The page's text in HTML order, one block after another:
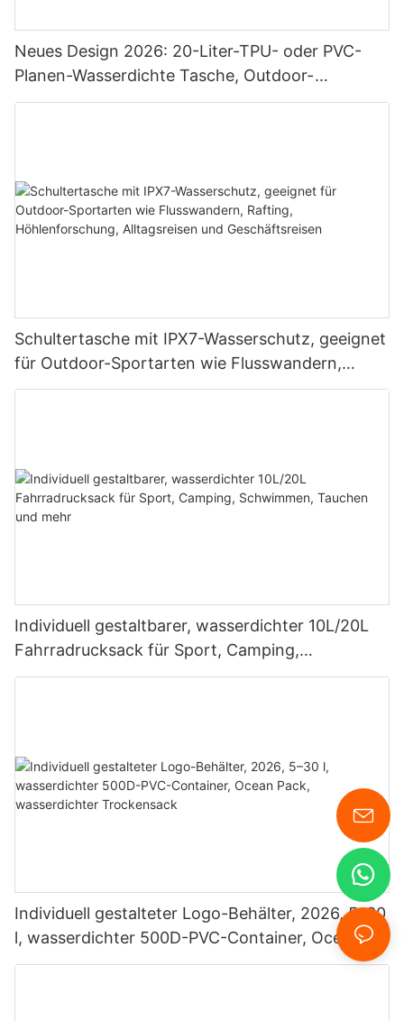
Neues Design 2026: 20-Liter-TPU- oder PVC-
Planen-Wasserdichte Tasche, Outdoor-
Trockentasche, Camping-Wasserdichter
Schultertasche mit IPX7-Wasserschutz, geeignet
für Outdoor-Sportarten wie Flusswandern,
Rafting, Höhlenforschung, Alltagsreisen und
Individuell gestaltbarer, wasserdichter 10L/20L
Fahrradrucksack für Sport, Camping,
Schwimmen, Tauchen und mehr
Individuell gestalteter Logo-Behälter, 2026, 5–30
l, wasserdichter 500D-PVC-Container, Ocean
Pack, wasserdichter Trockensack